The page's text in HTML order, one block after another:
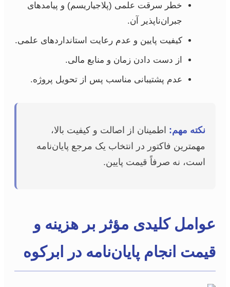
خطر سرقت علمی (پلاجیاریسم) و پیامدهای
جبران‌ناپذیر آن.
کیفیت پایین و عدم رعایت استانداردهای علمی.
از دست دادن زمان و منابع مالی.
عدم پشتیبانی مناسب پس از تحویل پروژه.
نکته مهم: اطمینان از اصالت و کیفیت بالا،
مهمترین فاکتور در انتخاب یک مرجع پایان‌نامه
است، نه صرفاً قیمت پایین.
عوامل کلیدی مؤثر بر هزینه و
قیمت انجام پایان‌نامه در ابرکوه